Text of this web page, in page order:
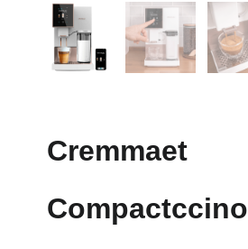
Cremmaet
Compactccino